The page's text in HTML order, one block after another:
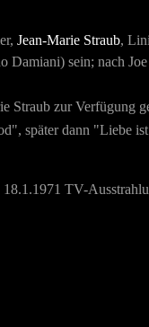
Jean-Marie Straub,
Damiani) sein; nach
Straub zur Verfügung
später dann "Liebe
TV-